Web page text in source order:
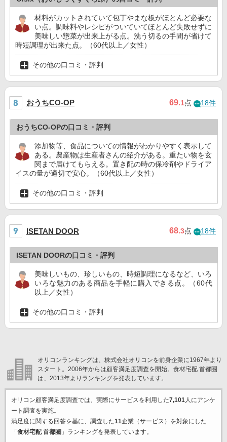
材料がカットされていて包丁やまな板がほとんど必要な
い点。調味料やレシピがついていてほとんど失敗せずに
美味しい惣菜が出来上がる点。洗う切るの手間が省けて
時短調理が出来た点。（60代以上／女性）
その他の口コミ・評判
おうちCO-OP 69.1点 18件
おうちCO-OPの口コミ・評判
添加物等、食品についての情報がわかりやすく表示して
ある。農産物は生産者さんの紹介がある。重たい物を玄
関まで届けてもらえる。置き配の時の保冷剤やドライア
イスの量が適切で安心。（60代以上／女性）
その他の口コミ・評判
ISETAN DOOR 68.3点 18件
ISETAN DOORの口コミ・評判
美味しいもの、珍しいもの、時短調理になるなど、いろ
いろな魅力のある商品を手軽に購入できる点。（60代
以上／女性）
その他の口コミ・評判
オリコンランキングは、株式会社オリコンを前身企業に1967年より
スタート。2006年からは顧客満足度調査を開始。食材宅配 首都圏
は、2013年よりランキングを発表しています。
オリコン顧客満足度調査では、実際にサービスを利用した7,101人にアンケ
ート調査を実施。
満足度に関する回答を基に、調査した11企業（サービス）を対象にした
「 食材宅配 首都圏 」ランキングを発表しています。